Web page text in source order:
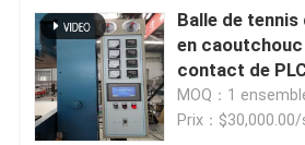
Machine de processus en
Machine en caoutchouc de
Balle de
en
contact de
machine
MOQ：1
Prix：